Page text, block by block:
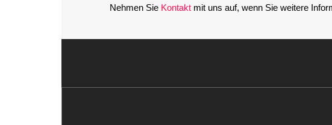
Nehmen Sie Kontakt mit uns auf, wenn Sie weitere